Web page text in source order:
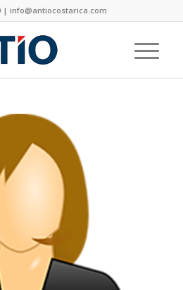
| info@antiocostarica.com